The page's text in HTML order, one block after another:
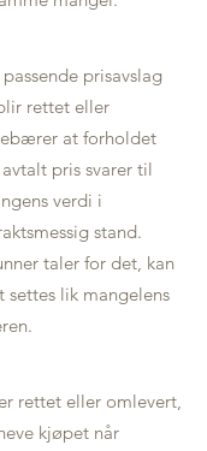
prisavslag
rettet eller
at forholdet
pris svarer til
verdi i
stand.
taler for det, kan
settes lik mangelens
rettet eller omlevert,
kjøpet når